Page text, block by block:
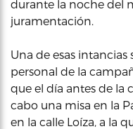
durante la noche del
juramentación.
Una de esas
personal de la
que el día antes de la
cabo una misa en la
en la calle Loíza, a la